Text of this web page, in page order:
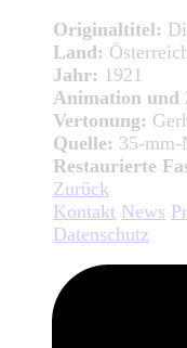
Originaltitel:
Land:
Jahr: 1921
Animation und
Vertonung:
Quelle: 35-
Restaurierte
Zurück
Kontakt News
Datenschutz